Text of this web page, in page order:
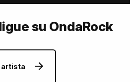
su OndaRock
artista